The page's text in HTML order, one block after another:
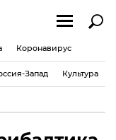
Коронавирус
Запад Культура